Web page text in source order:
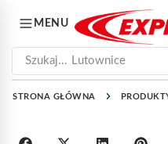
MENU
Szukaj... Lutownice
STRONA GŁÓWNA